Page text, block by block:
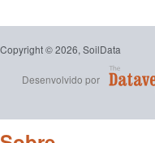
Copyright © 2026, SoilData
Desenvolvido por